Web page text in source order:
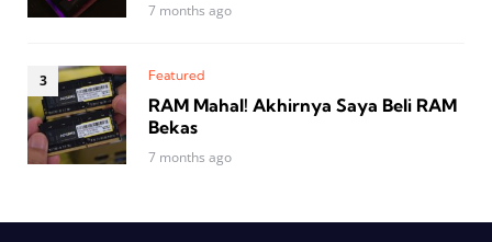
7 months ago
Featured
RAM Mahal! Akhirnya Saya Beli RAM
Bekas
7 months ago